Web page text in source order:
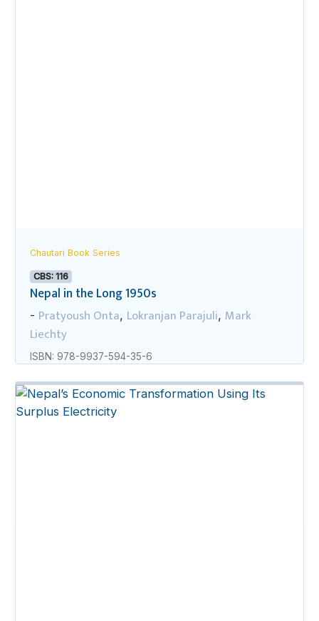
Chautari Book Series
CBS: 116
Nepal in the Long 1950s
- Pratyoush Onta, Lokranjan Parajuli, Mark
Liechty
ISBN: 978-9937-594-35-6